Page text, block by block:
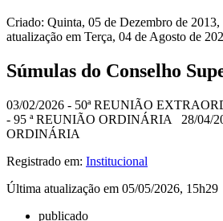
Criado: Quinta, 05 de Dezembro de 2013,
atualização em Terça, 04 de Agosto de
Súmulas do Conselho
03/02/2026 - 50ª REUNIÃO
- 95 ª REUNIÃO ORDINÁRIA 28/04/
ORDINÁRIA
Registrado em: Institucional
Última atualização em 05/05/2026, 15h29
publicado